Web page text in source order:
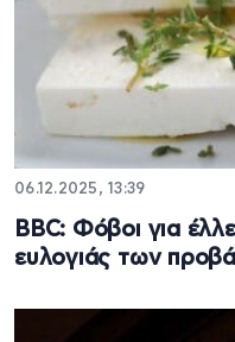
06.12.2025, 13:39
BBC: Φόβοι για
ευλογιάς των